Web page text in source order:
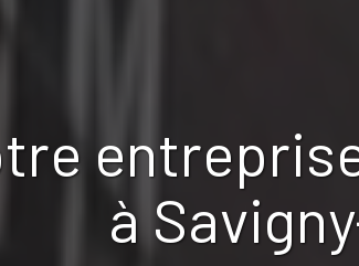
à